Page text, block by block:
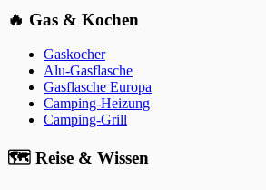
🔥 Gas & Kochen
Gaskocher
Alu-Gasflasche
Gasflasche Europa
Camping-Heizung
Camping-Grill
🗺️ Reise & Wissen